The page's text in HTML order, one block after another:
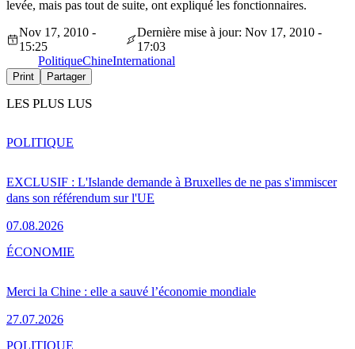
levée, mais pas tout de suite, ont expliqué les fonctionnaires.
Nov 17, 2010 -
15:25
Dernière mise à jour: Nov 17, 2010 -
17:03
PolitiqueChineInternational
Print Partager
LES PLUS LUS
EXCLUSIF : L'Islande demande à Bruxelles de ne pas s'immiscer
dans son référendum sur l'UE
07.08.2026
POLITIQUE
Merci la Chine : elle a sauvé l’économie mondiale
27.07.2026
ÉCONOMIE
POLITIQUE